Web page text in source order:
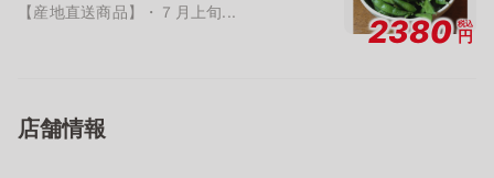
【産地直送商品】・７月上旬...
2380 税込
円
店舗情報